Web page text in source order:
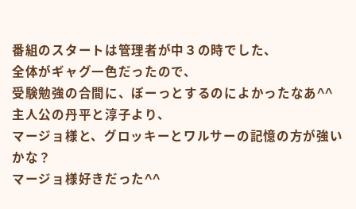
CM70-79
CM80-89
CMその他
Contact
google
Homepage – Big Slide
Homepage – Big Slide
Homepage – Blog
Homepage – Fashion
Homepage – Full Post Featured
番組のスタートは管理者が中３の時でした、
全体がギャグ一色だったので、
受験勉強の合間に、ぼーっとするのによかったなあ^^
主人公の丹平と淳子より、
マージョ様と、グロッキーとワルサーの記憶の方が強い
かな？
マージョ様好きだった^^